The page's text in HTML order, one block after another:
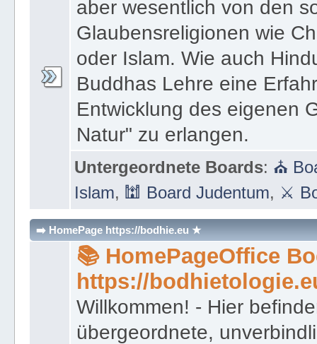
aber wesentlich von den
Glaubensreligionen wie
oder Islam. Wie auch
Buddhas Lehre eine
Entwicklung des eigenen
Natur" zu erlangen.
Untergeordnete Boards: ⛪
Islam, 🕍 Board Judentum, ⚔
➡️ HomePage https://bodhie.eu ★
📚 HomePageOffice
https://
Willkommen! - Hier
übergeordnete,